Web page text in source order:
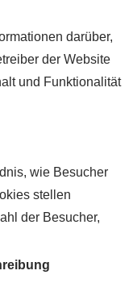
darüber,
der Website
und Funktionalität
wie Besucher
stellen
der Besucher,